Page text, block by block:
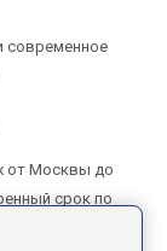
современное
от Москвы до
срок по